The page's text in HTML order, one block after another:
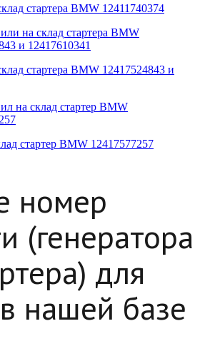
стартера BMW 12411740374
стартера BMW 12417524843 и
стартер BMW 12417577257
номер
(генератора
для
нашей базе